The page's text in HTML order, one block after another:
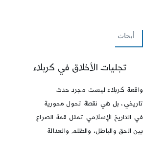
أبحاث
تجليات الأخلاق في كربلاء
واقعة كربلاء ليست مجرد حدث
تاريخي، بل هي نقطة تحول محورية
في التاريخ الإسلامي تمثل قمة الصراع
بين الحق والباطل، والظلم والعدالة